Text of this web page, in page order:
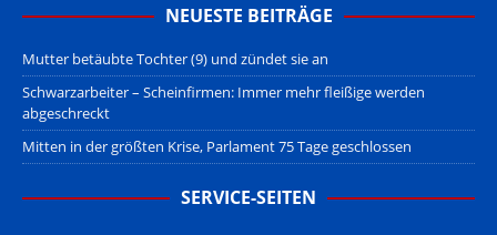
NEUESTE BEITRÄGE
Mutter betäubte Tochter (9) und zündet sie an
Schwarzarbeiter – Scheinfirmen: Immer mehr fleißige werden
abgeschreckt
Mitten in der größten Krise, Parlament 75 Tage geschlossen
SERVICE-SEITEN